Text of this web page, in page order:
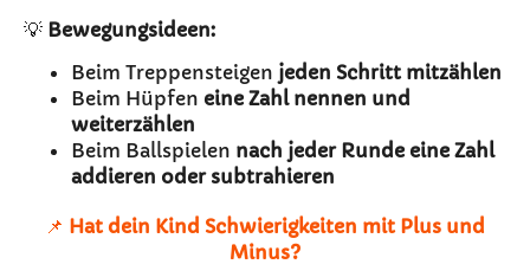
💡 Bewegungsideen:
Beim Treppensteigen jeden Schritt mitzählen
Beim Hüpfen eine Zahl nennen und
weiterzählen
Beim Ballspielen nach jeder Runde eine Zahl
addieren oder subtrahieren
📌 Hat dein Kind Schwierigkeiten mit Plus und
Minus?